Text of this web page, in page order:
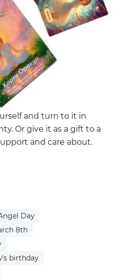
and turn to it in
Or give it as a gift to a
and care about.
Day
8th
birthday